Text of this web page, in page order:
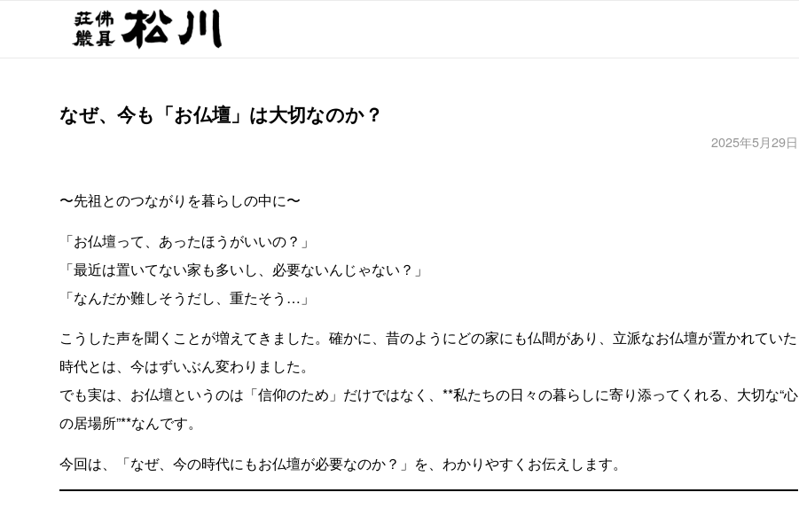
なぜ、今も「お仏壇」は大切なのか？
2025年5月29日
〜先祖とのつながりを暮らしの中に〜
「お仏壇って、あったほうがいいの？」
「最近は置いてない家も多いし、必要ないんじゃない？」
「なんだか難しそうだし、重たそう…」
こうした声を聞くことが増えてきました。確かに、昔のようにどの家にも仏間があり、立派なお仏壇が置かれていた
時代とは、今はずいぶん変わりました。
でも実は、お仏壇というのは「信仰のため」だけではなく、**私たちの日々の暮らしに寄り添ってくれる、大切な“心
の居場所”**なんです。
今回は、「なぜ、今の時代にもお仏壇が必要なのか？」を、わかりやすくお伝えします。